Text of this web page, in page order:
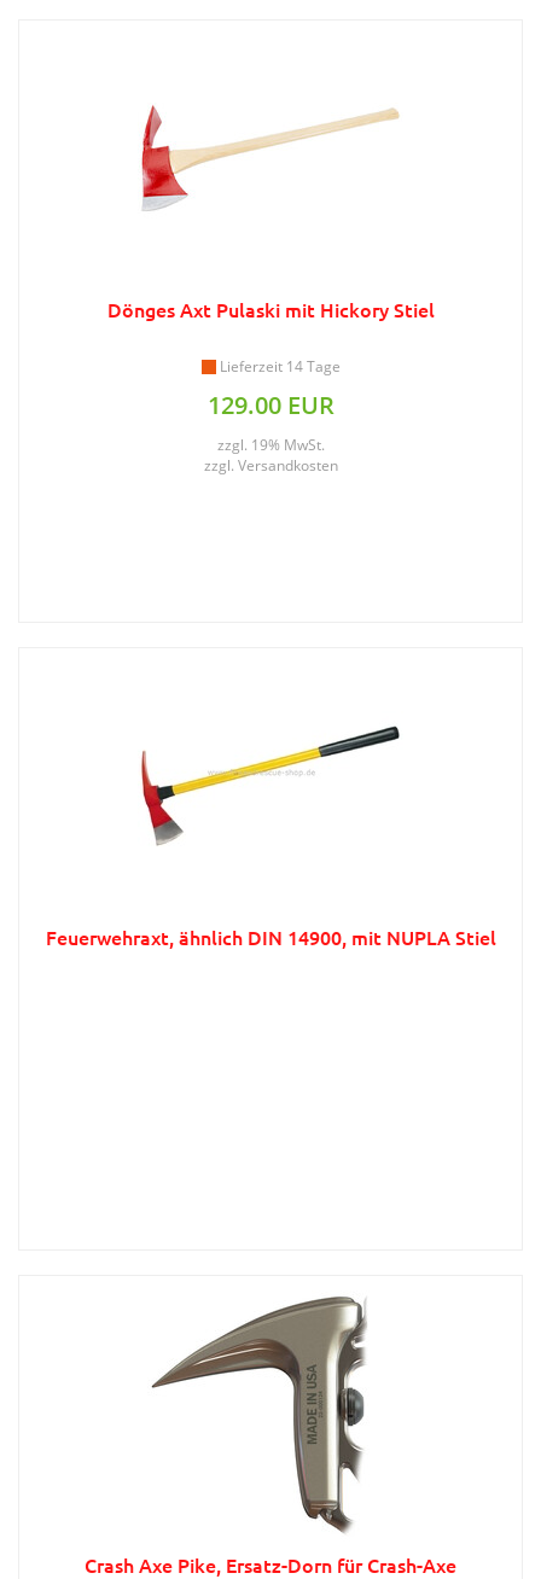
Dönges Axt Pulaski mit Hickory Stiel
Lieferzeit 14 Tage
129.00 EUR
zzgl. 19% MwSt.
zzgl. Versandkosten
Feuerwehraxt, ähnlich DIN 14900, mit NUPLA Stiel
Crash Axe Pike, Ersatz-Dorn für Crash-Axe